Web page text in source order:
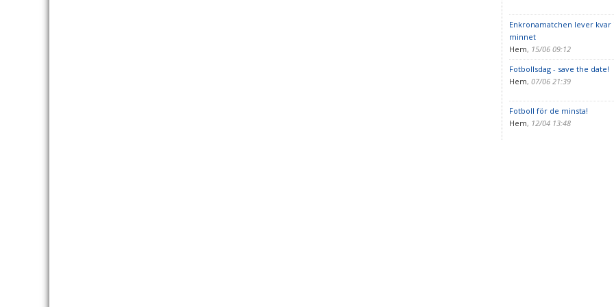
Enkronamatchen lever kvar
minnet
Hem, 15/06 09:12
Fotbollsdag - save the date!
Hem, 07/06 21:39
Fotboll för de minsta!
Hem, 12/04 13:48